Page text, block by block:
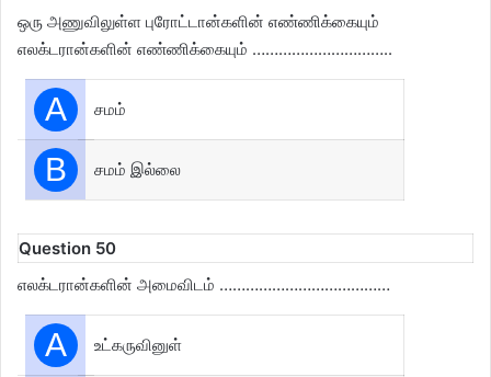
ஒரு அணுவிலுள்ள புரோட்டான்களின் எண்ணிக்கையும்
எலக்டரான்களின் எண்ணிக்கையும் …………………………..
A சமம்
B சமம் இல்லை
Question 50
எலக்டரான்களின் அமைவிடம் …………………………………
A உட்கருவினுள்